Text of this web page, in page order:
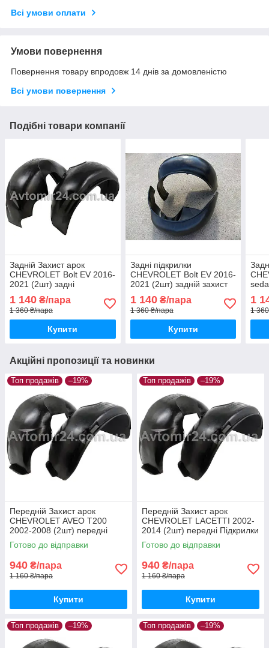
Всі умови оплати
Умови повернення
Повернення товару впродовж 14 днів за домовленістю
Всі умови повернення
Подібні товари компанії
Задній Захист арок
CHEVROLET Bolt EV 2016-
2021 (2шт) задні
ЕВ пара задніх
1 140 ₴/пара
1 360 ₴/пара
Купити
Задні підкрилки
CHEVROLET Bolt EV 2016-
2021 (2шт) задній захист
пара задніх
1 140₴/пара
1 360 ₴/пара
Купити
1
1
Акційні пропозиції та новинки
Топ продажів –19%
Передній Захист арок
CHEVROLET AVEO Т200
2002-2008 (2шт) передні
Підкрилки Шевроле Авео
т200 пара передніх
Готово до відправки
940 ₴/пара
1 160 ₴/пара
Купити
Топ продажів –19%
Передній Захист арок
CHEVROLET LACETTI 2002-
2014 (2шт) передні Підкрилки
Шевроле Лачетті пара
передніх
Готово до відправки
940 ₴/пара
1 160 ₴/пара
Купити
Топ продажів –19% Топ продажів –19%